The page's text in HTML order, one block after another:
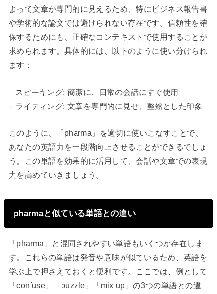
よって文章が専門的に見えるため、特にビジネス報告書
や学術的な論文では避けられない存在です。信頼性を確
保するためにも、正確なコンテキストで使用することが
求められます。具体的には、以下のように使い分けられ
ます：
– スピーキング: 簡潔に、日常の会話にすぐ使用
– ライティング: 文章を専門的に見せ、整然とした印象
このように、「pharma」を適切に使いこなすことで、
あなたの英語力を一段階向上させることができるでしょ
う。この単語を効果的に活用して、会話や文章での表現
力を高めていきましょう。
pharmaと似ている単語との違い
「pharma」と混同されやすい単語もいくつか存在しま
す。これらの単語は発音や意味が似ているため、英語を
学ぶ上で押さえておくと便利です。ここでは、例として
「confuse」「puzzle」「mix up」の3つの単語との違